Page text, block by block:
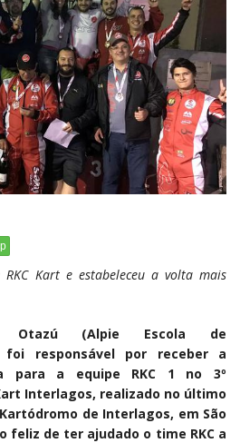
Kart e estabeleceu a volta mais
(Alpie Escola de
foi responsável por receber a
para a equipe RKC 1 no 3º
Interlagos, realizado no último
de Interlagos, em São
feliz de ter ajudado o time RKC a